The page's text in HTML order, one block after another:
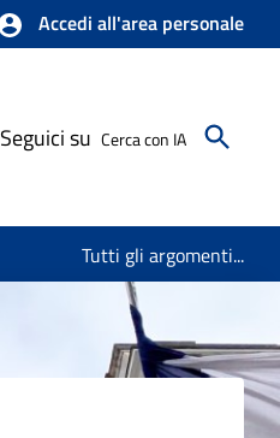
Accedi all'area personale
Seguici su Cerca con IA
Tutti gli argomenti...